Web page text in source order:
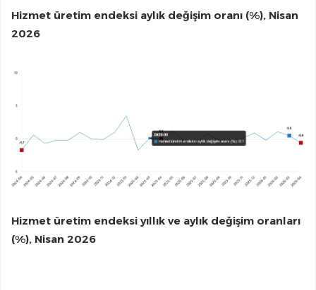
Hizmet üretim endeksi aylık değişim oranı (%), Nisan
2026
Hizmet üretim endeksi yıllık ve aylık değişim oranları
(%), Nisan 2026